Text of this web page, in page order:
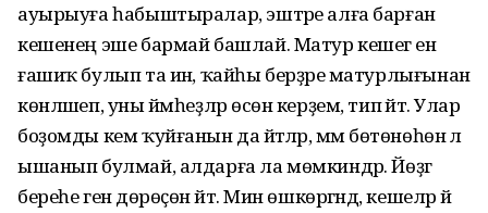
ауырыуға һабыштыралар, эштәре алға барған
кешенең эше бармай башлай. Матур кешегә ен
ғашиҡ булып та инә, ҡайһы берҙәре матурлығынан
көнләшеп, уны йәмһеҙләр өсөн керҙем, тип әйтә. Улар
боҙомды кем ҡуйғанын да әйтәләр, әммә бөтөнөһөнә лә
ышанып булмай, алдарға ла мөмкиндәр. Йөҙгә
береһе генә дөрөҫөн әйтә. Мин өшкөргәндә, кешеләр йә